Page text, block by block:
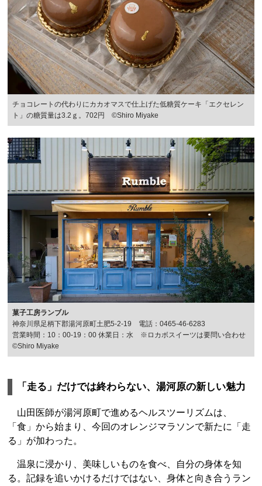
チョコレートの代わりにカカオマスで仕上げた低糖質ケーキ「エクセレン
ト」の糖質量は3.2ｇ。702円 ©️Shiro Miyake
菓子工房ランブル
神奈川県足柄下郡湯河原町土肥5-2-19 電話：0465-46-6283
営業時間：10：00-19：00 休業日：水 ※ロカボスイーツは要問い合わせ
©️Shiro Miyake
「走る」だけでは終わらない、湯河原の新しい魅力
山田医師が湯河原町で進めるヘルスツーリズムは、
「食」から始まり、今回のオレンジマラソンで新たに「走
る」が加わった。
温泉に浸かり、美味しいものを食べ、自分の身体を知
る。記録を追いかけるだけではない、身体と向き合うラン